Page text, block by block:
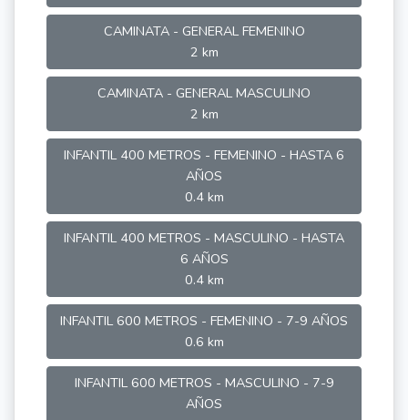
CAMINATA - GENERAL FEMENINO
2 km
CAMINATA - GENERAL MASCULINO
2 km
INFANTIL 400 METROS - FEMENINO - HASTA 6
AÑOS
0.4 km
INFANTIL 400 METROS - MASCULINO - HASTA
6 AÑOS
0.4 km
INFANTIL 600 METROS - FEMENINO - 7-9 AÑOS
0.6 km
INFANTIL 600 METROS - MASCULINO - 7-9
AÑOS